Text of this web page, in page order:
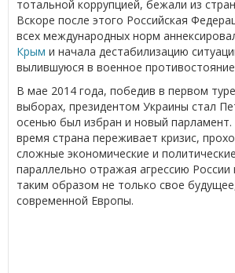
тотальной коррупцией, бежали из
Вскоре после этого Российская
всех международных норм
Крым и начала дестабилизацию
вылившуюся в военное
В мае 2014 года, победив в первом
выборах, президентом Украины стал
осенью был избран и новый
время страна переживает кризис,
сложные экономические и
параллельно отражая агрессию
таким образом не только свое
современной Европы.